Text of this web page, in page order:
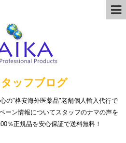
ッフブログ
の"格安海外医薬品"老舗個人輸入代行で
ーン情報についてスタッフのナマの声を
％正規品を安心保証で送料無料！